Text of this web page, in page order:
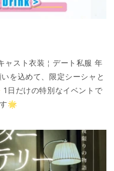
スト衣装￤デート私服 年
を込めて、限定シーシャと
日だけの特別なイベントで
🌟